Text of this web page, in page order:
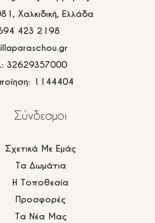
Χαλκιδική, Ελλάδα
423 2198
32629357000
1144404
Σύνδεσμοι
Σχετικά Με Εμάς
Τα Δωμάτια
Η Τοποθεσία
Προσφορές
Τα Νέα Μας